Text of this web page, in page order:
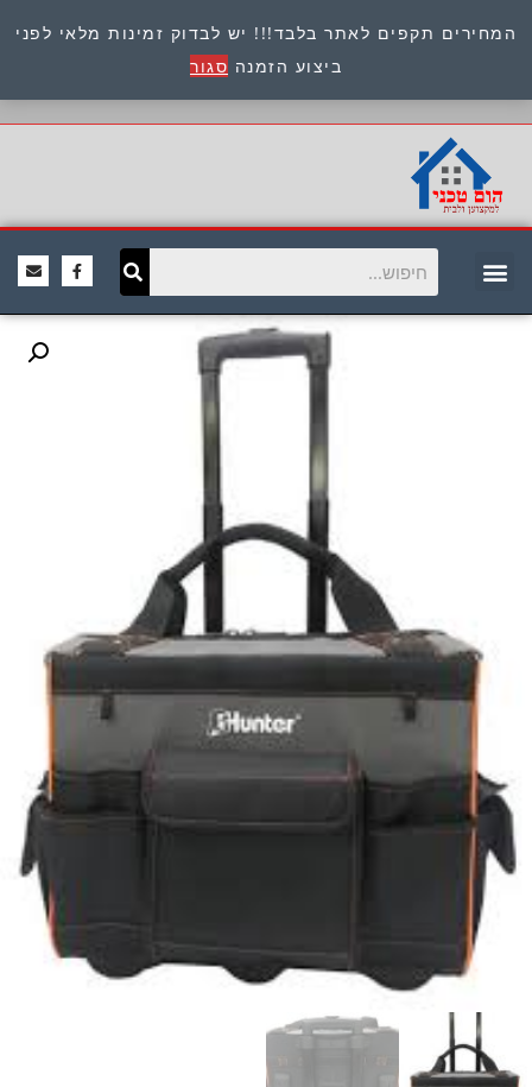
המחירים תקפים לאתר בלבד!!! יש לבדוק זמינות מלאי לפני
ביצוע הזמנה סגור
כתובת : היוזמים 9 אור יהודה שירות לקוחות 054-
8945722